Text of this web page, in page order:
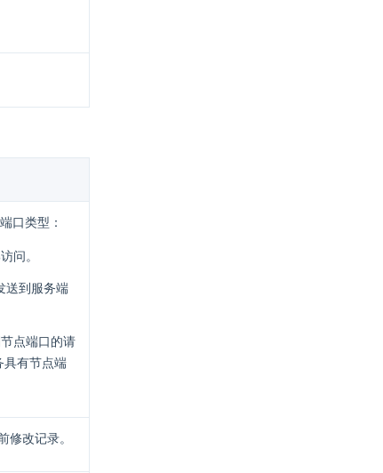
口类型：
问。
送到服务端
点端口的请
具有节点端
修改记录。